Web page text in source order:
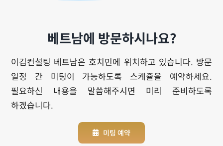
베트남에 방문하시나요?
이김컨설팅 베트남은 호치민에 위치하고 있습니다. 방문
일정 간 미팅이 가능하도록 스케쥴을 예약하세요.
필요하신 내용을 말씀해주시면 미리 준비하도록
하겠습니다.
미팅 예약